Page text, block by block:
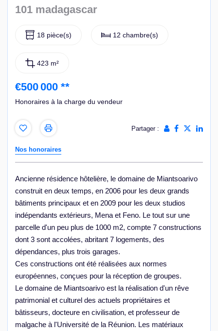
101 madagascar
18 pièce(s) 12 chambre(s)
423 m²
€500 000 **
Honoraires à la charge du vendeur
Partager :
Nos honoraires
Ancienne résidence hôtelière, le domaine de Miantsoarivo
construit en deux temps, en 2006 pour les deux grands
bâtiments principaux et en 2009 pour les deux studios
indépendants extérieurs, Mena et Feno. Le tout sur une
parcelle d'un peu plus de 1000 m2, compte 7 constructions
dont 3 sont accolées, abritant 7 logements, des
dépendances, plus trois garages.
Ces constructions ont été réalisées aux normes
européennes, conçues pour la réception de groupes.
Le domaine de Miantsoarivo est la réalisation d'un rêve
patrimonial et culturel des actuels propriétaires et
bâtisseurs, docteure en civilisation, et professeur de
malgache à l'Université de la Réunion. Les matériaux